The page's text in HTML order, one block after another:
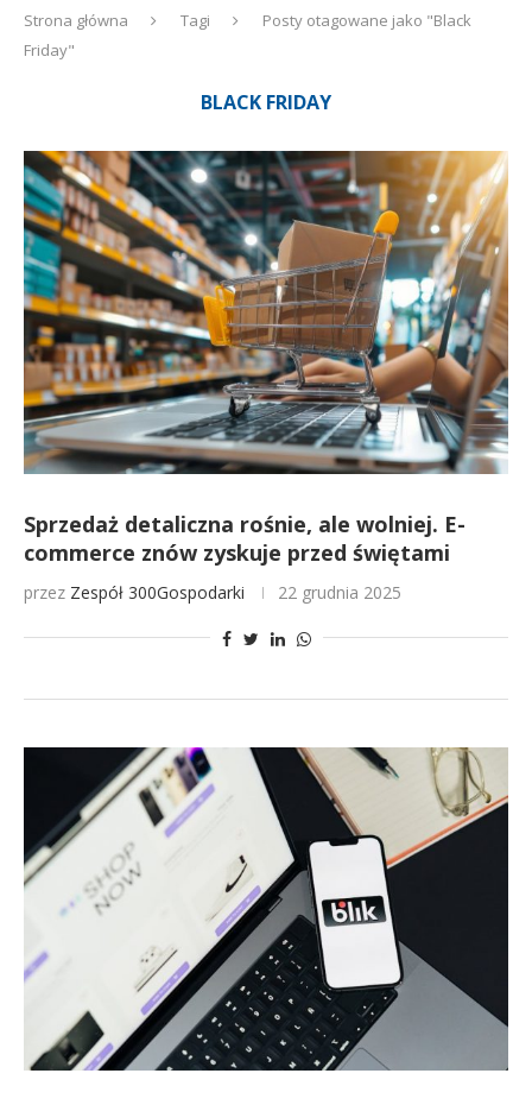
Strona główna Tagi
Posty otagowane jako "Black
Friday"
BLACK FRIDAY
Sprzedaż detaliczna rośnie, ale wolniej. E-
commerce znów zyskuje przed świętami
przez Zespół 300Gospodarki 22 grudnia 2025